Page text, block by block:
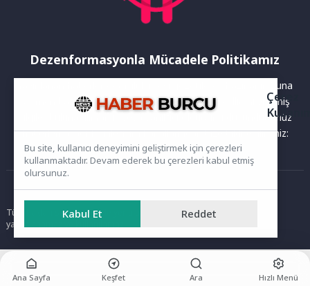
Dezenformasyonla Mücadele Politikamız
Yayınlanan haberler doğruluk ilkesi gözetilerek hazırlanır. Buna
rağmen bazı içeriklerde eksik, hatalı veya güncelliğini yitirmiş
bilgiler bulunabilir.Yanlış veya yanıltıcı olduğunu düşündüğünüz
haberleri aşağıdaki iletişim kanallarından bize bildirebilirsiniz:
Ana Sayfa
Tüm hakları saklıdır. Sitede yer alan içerikler izinsiz kopyalanamaz,
yayımlanamaz ve kullanılamaz.
Ana Sayfa Keşfet Ara Hızlı Menü
Çerez
Bu site, kullanıcı deneyimini geliştirmek için çerezleri
kullanmaktadır. Devam ederek bu çerezleri kabul etmiş
olursunuz.
Kabul Et Reddet